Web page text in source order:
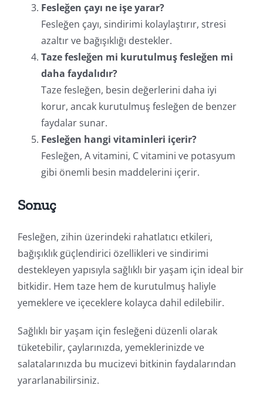
Fesleğen çayı ne işe yarar?
Fesleğen çayı, sindirimi kolaylaştırır, stresi
azaltır ve bağışıklığı destekler.
Taze fesleğen mi kurutulmuş fesleğen mi
daha faydalıdır?
Taze fesleğen, besin değerlerini daha iyi
korur, ancak kurutulmuş fesleğen de benzer
faydalar sunar.
Fesleğen hangi vitaminleri içerir?
Fesleğen, A vitamini, C vitamini ve potasyum
gibi önemli besin maddelerini içerir.
Sonuç
Fesleğen, zihin üzerindeki rahatlatıcı etkileri,
bağışıklık güçlendirici özellikleri ve sindirimi
destekleyen yapısıyla sağlıklı bir yaşam için ideal bir
bitkidir. Hem taze hem de kurutulmuş haliyle
yemeklere ve içeceklere kolayca dahil edilebilir.
Sağlıklı bir yaşam için fesleğeni düzenli olarak
tüketebilir, çaylarınızda, yemeklerinizde ve
salatalarınızda bu mucizevi bitkinin faydalarından
yararlanabilirsiniz.